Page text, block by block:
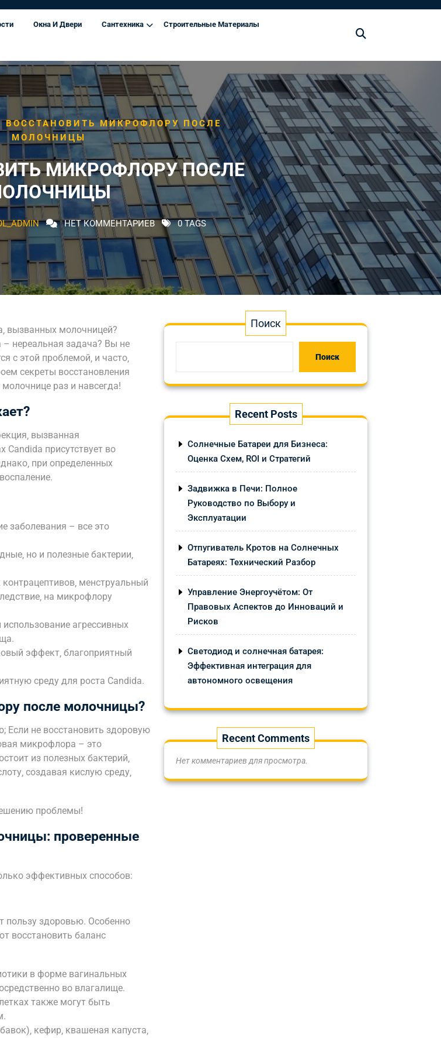
Окна И Двери Сантехника Строительные Материалы
ВОССТАНОВИТЬ МИКРОФЛОРУ ПОСЛЕ
МОЛОЧНИЦЫ
МИКРОФЛОРУ ПОСЛЕ
НЕТ КОММЕНТАРИЕВ 0 TAGS
вызванных молочницей?
– нереальная задача? Вы не
этой проблемой‚ и часто‚
секреты восстановления
раз и навсегда!
вызванная
присутствует во
при определенных
заболевания – все это
но и полезные бактерии‚
менструальный
на микрофлору
агрессивных
эффект‚ благоприятный
среду для роста Candida.
после молочницы?
Если не восстановить здоровую
микрофлора – это
из полезных бактерий‚
создавая кислую среду‚
проблемы!
проверенные
эффективных способов:
пользу здоровью. Особенно
восстановить баланс
в форме вагинальных
во влагалище.
также могут быть
кефир‚ квашеная капуста‚
Поиск
Поиск
Recent Posts
Солнечные Батареи для Бизнеса:
Оценка Схем, ROI и Стратегий
Задвижка в Печи: Полное
Руководство по Выбору и
Эксплуатации
Отпугиватель Кротов на Солнечных
Батареях: Технический Разбор
Управление Энергоучётом: От
Правовых Аспектов до Инноваций и
Рисков
Светодиод и солнечная батарея:
Эффективная интеграция для
автономного освещения
Recent Comments
Нет комментариев для просмотра.